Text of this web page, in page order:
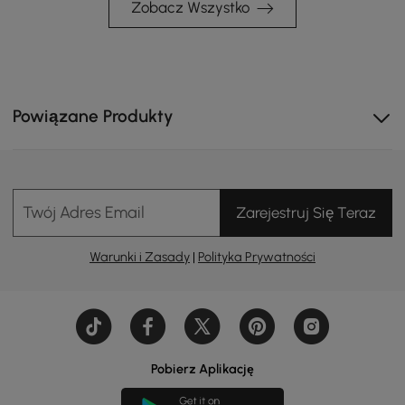
Minimalizm przemysłowy, charakteryzuje się
eleganckim, minimalistycznym designem z
industrialnym stylem.
Zobacz Wszystko
Powiązane Produkty
Twój Adres Email Zarejestruj Się Teraz
Warunki i Zasady | Polityka Prywatności
Pobierz Aplikację